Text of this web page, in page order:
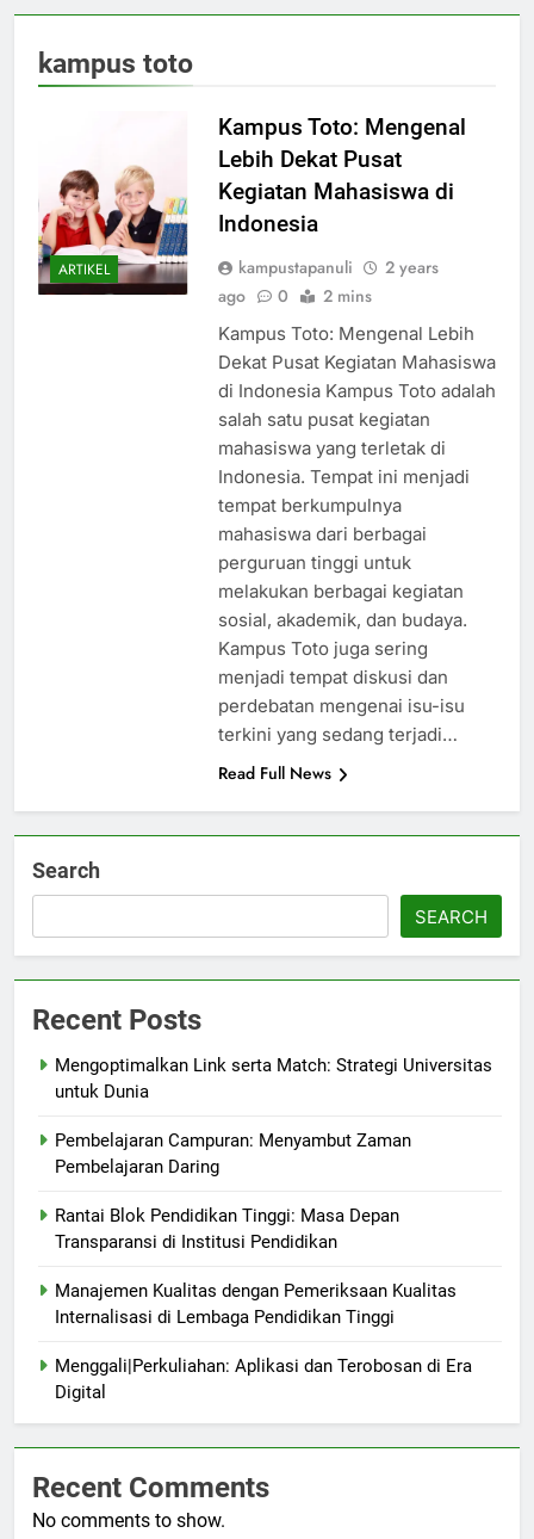
kampus toto
ARTIKEL
Kampus Toto: Mengenal
Lebih Dekat Pusat
Kegiatan Mahasiswa di
Indonesia
kampustapanuli
2 years
ago
0 2 mins
Kampus Toto: Mengenal Lebih
Dekat Pusat Kegiatan Mahasiswa
di Indonesia Kampus Toto adalah
salah satu pusat kegiatan
mahasiswa yang terletak di
Indonesia. Tempat ini menjadi
tempat berkumpulnya
mahasiswa dari berbagai
perguruan tinggi untuk
melakukan berbagai kegiatan
sosial, akademik, dan budaya.
Kampus Toto juga sering
menjadi tempat diskusi dan
perdebatan mengenai isu-isu
terkini yang sedang terjadi…
Read Full News
Search
SEARCH
Recent Posts
Mengoptimalkan Link serta Match: Strategi Universitas
untuk Dunia
Pembelajaran Campuran: Menyambut Zaman
Pembelajaran Daring
Rantai Blok Pendidikan Tinggi: Masa Depan
Transparansi di Institusi Pendidikan
Manajemen Kualitas dengan Pemeriksaan Kualitas
Internalisasi di Lembaga Pendidikan Tinggi
Menggali|Perkuliahan: Aplikasi dan Terobosan di Era
Digital
Recent Comments
No comments to show.